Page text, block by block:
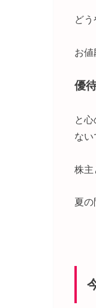
どう
お値
優
と
ない
株主
夏の